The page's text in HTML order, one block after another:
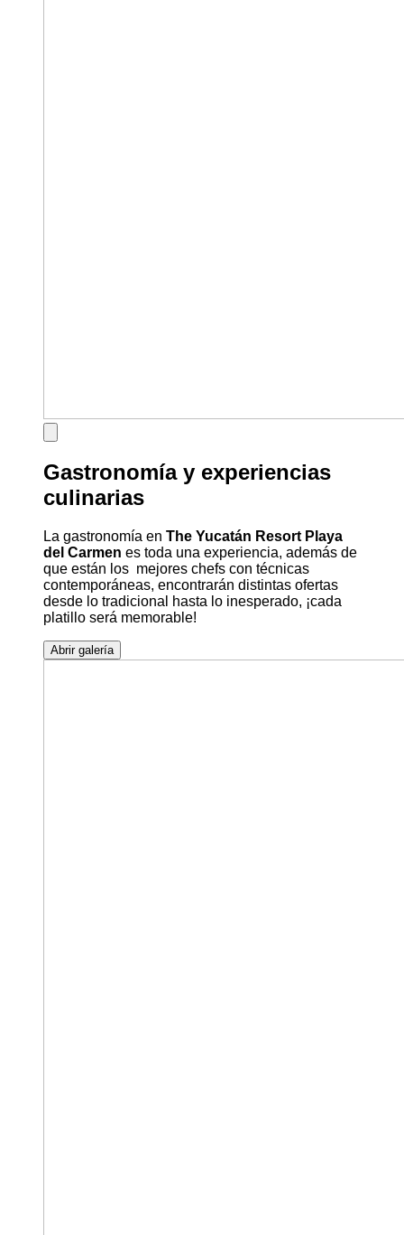
Gastronomía y experiencias
culinarias
La gastronomía en The Yucatán Resort Playa
del Carmen es toda una experiencia, además de
que están los mejores chefs con técnicas
contemporáneas, encontrarán distintas ofertas
desde lo tradicional hasta lo inesperado, ¡cada
platillo será memorable!
Abrir galería